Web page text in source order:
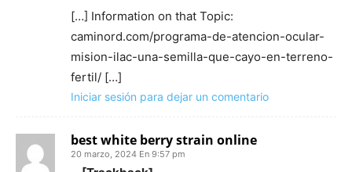
[…] Information on that Topic:
caminord.com/programa-de-atencion-ocular-
mision-ilac-una-semilla-que-cayo-en-terreno-
fertil/ […]
Iniciar sesión para dejar un comentario
best white berry strain online
20 marzo, 2024 En 9:57 pm